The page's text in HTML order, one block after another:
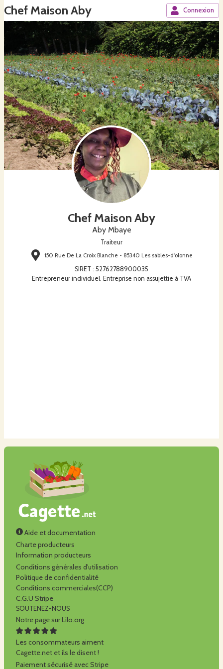
Chef Maison Aby Connexion
Chef Maison Aby
Aby Mbaye
Traiteur
150 Rue De La Croix Blanche - 85340 Les sables-d'olonne
SIRET : 52762788900035
Entrepreneur individuel. Entreprise non assujettie à TVA
Aide et documentation
Charte producteurs
Information producteurs
Conditions générales d'utilisation
Politique de confidentialité
Conditions commerciales(CCP)
C.G.U Stripe
SOUTENEZ-NOUS
Notre page sur Lilo.org
Les consommateurs aiment
Cagette.net et ils le disent !
Paiement sécurisé avec Stripe